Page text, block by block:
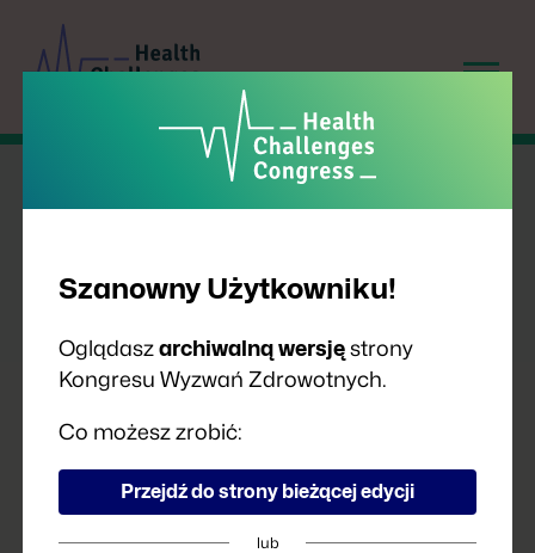
Szanowny Użytkowniku!
Oglądaszarchiwalną wersjęstrony
Kongresu Wyzwań Zdrowotnych.
Co możesz zrobić:
Przejdź do strony bieżącej edycji
lub